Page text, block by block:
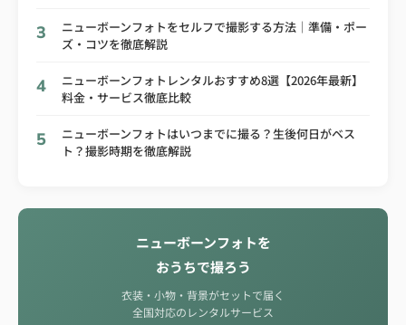
3
ニューボーンフォトをセルフで撮影する方法｜準備・ポー
ズ・コツを徹底解説
4
ニューボーンフォトレンタルおすすめ8選【2026年最新】
料金・サービス徹底比較
5
ニューボーンフォトはいつまでに撮る？生後何日がベス
ト？撮影時期を徹底解説
ニューボーンフォトを
おうちで撮ろう
衣装・小物・背景がセットで届く
全国対応のレンタルサービス